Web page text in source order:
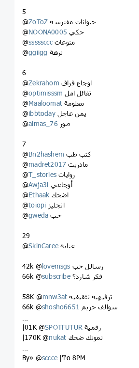
5
@ZoToZ حيوانات مفترسة
@NOONA0005 حكي
@sssssccc منوعات
@ggiigg نزهة
6
@Zekrahom اوجاع فراق
@optimisssm تفائل امل
@Maaloomat معلومة
@ibbtoday يمن عاجل
@almas_76 صور
7
@Bn2hashem كتب طب
@madret2017 مادريت
@T_stories روايات
@Awja3i أوجاعي
@Ethaak اضحك
@toiopi انجليز
@gweda حب
29
@SkinCaree عناية
42k @ lovemsgs رسائل حب
66k @subscribe فكر شارد؟
58K @mnw3at ترفيهيه تثقيفية
66k @shosho6651 سوالف حريم
|01K @SPOTFUTUR رقمية
|170K @nukat تموتك ضحك
By» @sccce |Ͳo 8PM